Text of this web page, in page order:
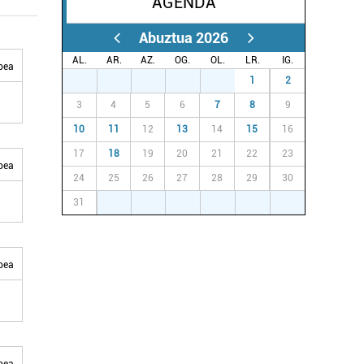
Abuztua 2026
AL. AR. AZ. OG. OL. LR.
IG.
1 2
3 4 5 6 7 8 9
10 11 12 13 14 15 16
17 18 19 20 21 22 23
24 25 26 27 28 29 30
31